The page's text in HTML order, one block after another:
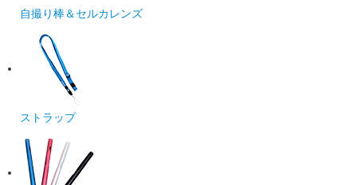
自撮り棒＆セルカレンズ
ストラップ